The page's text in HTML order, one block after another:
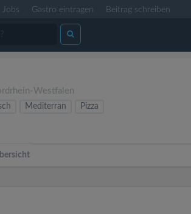
Jobs Gastro eintragen Beitrag schreiben
Westfalen
Mediterran Pizza